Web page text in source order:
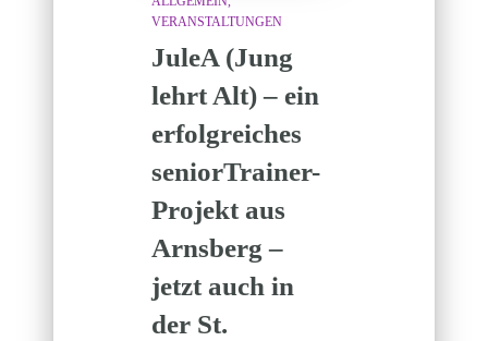
VERANSTALTUNGEN
JuleA (Jung
lehrt Alt) – ein
erfolgreiches
seniorTrainer-
Projekt aus
Arnsberg –
jetzt auch in
der St.